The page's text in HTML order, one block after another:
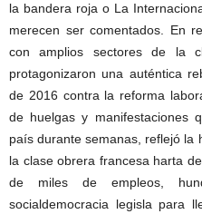
la bandera roja o La
merecen ser comentados. En
con amplios sectores de la
protagonizaron una auténtica
de 2016 contra la reforma
de huelgas y manifestaciones
país durante semanas, reflejó la
la clase obrera francesa harta
de miles de empleos,
socialdemocracia legisla para